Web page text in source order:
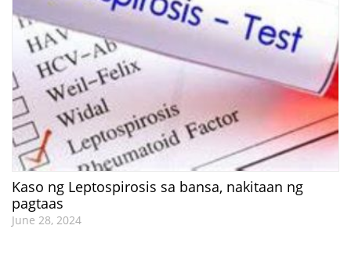
Kaso ng Leptospirosis sa bansa, nakitaan ng
pagtaas
June 28, 2024